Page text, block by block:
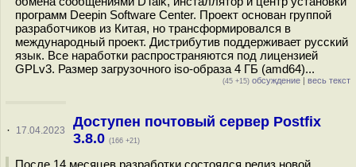
программ Deepin Software Center. Проект основан группой
разработчиков из Китая, но трансформировался в
международный проект. Дистрибутив поддерживает русский
язык. Все наработки распространяются под лицензией
GPLv3. Размер загрузочного iso-образа 4 ГБ (amd64)...
(45 +15) обсуждение | весь текст
· 17.04.2023
Доступен почтовый сервер Postfix
3.8.0 (166 +21)
После 14 месяцев разработки состоялся релиз новой